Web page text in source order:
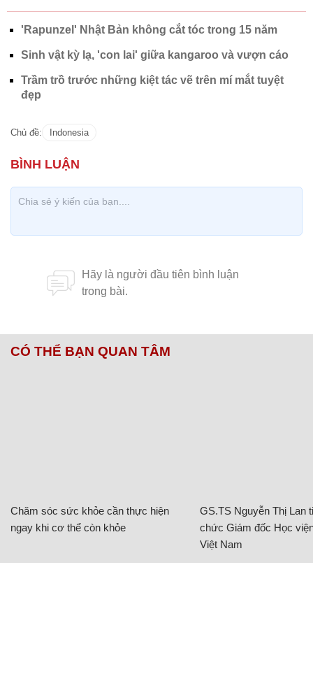
'Rapunzel' Nhật Bản không cắt tóc trong 15 năm
Sinh vật kỳ lạ, 'con lai' giữa kangaroo và vượn cáo
Trầm trồ trước những kiệt tác vẽ trên mí mắt tuyệt
đẹp
Chủ đề: Indonesia
CÓ THỂ BẠN QUAN TÂM
Chăm sóc sức khỏe cần thực hiện
ngay khi cơ thể còn khỏe
GS.TS Nguyễn Thị Lan
chức Giám đốc Học
Việt Nam